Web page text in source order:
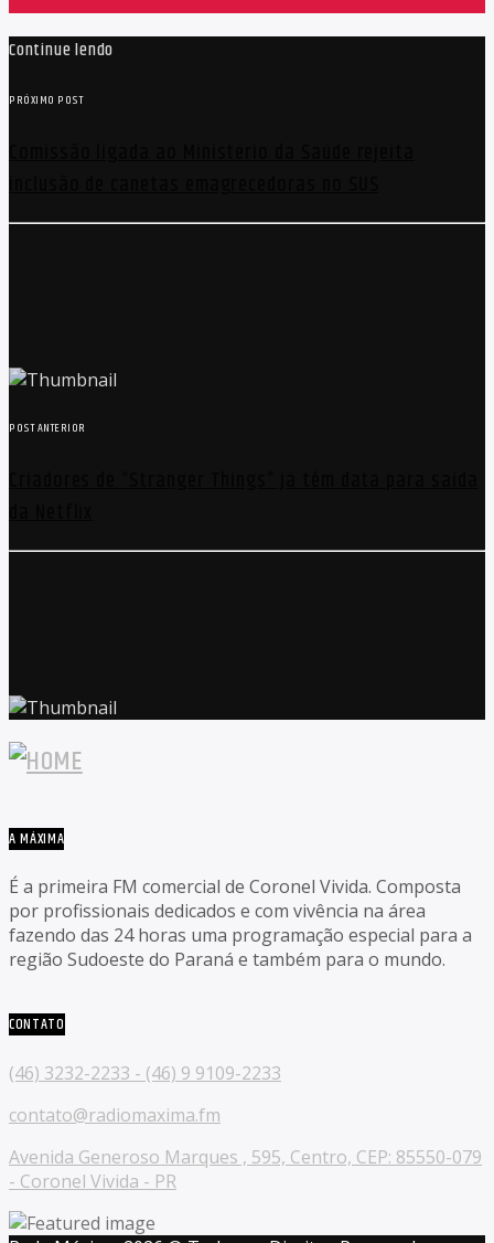
Continue lendo
PRÓXIMO POST
POST ANTERIOR
A MÁXIMA
É a primeira FM comercial de Coronel Vivida. Composta
por profissionais dedicados e com vivência na área
fazendo das 24 horas uma programação especial para a
região Sudoeste do Paraná e também para o mundo.
CONTATO
(46) 3232-2233 - (46) 9 9109-2233
contato@radiomaxima.fm
Avenida Generoso Marques , 595, Centro, CEP: 85550-079
- Coronel Vivida - PR